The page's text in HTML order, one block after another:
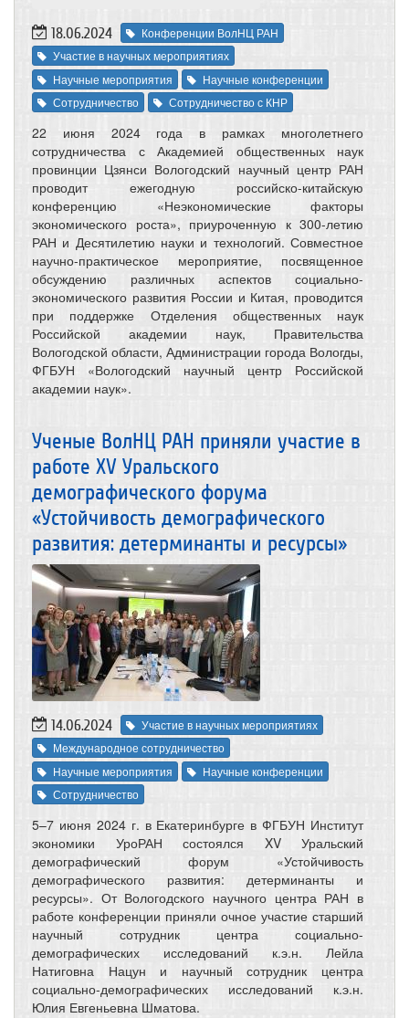
18.06.2024
Конференции ВолНЦ РАН
Участие в научных мероприятиях
Научные мероприятия
Научные конференции
Сотрудничество
Сотрудничество с КНР
22 июня 2024 года в рамках многолетнего
сотрудничества с Академией общественных наук
провинции Цзянси Вологодский научный центр РАН
проводит ежегодную российско-китайскую
конференцию «Неэкономические факторы
экономического роста», приуроченную к 300-летию
РАН и Десятилетию науки и технологий. Совместное
научно-практическое мероприятие, посвященное
обсуждению различных аспектов социально-
экономического развития России и Китая, проводится
при поддержке Отделения общественных наук
Российской академии наук, Правительства
Вологодской области, Администрации города Вологды,
ФГБУН «Вологодский научный центр Российской
академии наук».
Ученые ВолНЦ РАН приняли участие в
работе XV Уральского
демографического форума
«Устойчивость демографического
развития: детерминанты и ресурсы»
14.06.2024
Участие в научных мероприятиях
Международное сотрудничество
Научные мероприятия
Научные конференции
Сотрудничество
5–7 июня 2024 г. в Екатеринбурге в ФГБУН Институт
экономики УроРАН состоялся XV Уральский
демографический форум «Устойчивость
демографического развития: детерминанты и
ресурсы». От Вологодского научного центра РАН в
работе конференции приняли очное участие старший
научный сотрудник центра социально-
демографических исследований к.э.н. Лейла
Натиговна Нацун и научный сотрудник центра
социально-демографических исследований к.э.н.
Юлия Евгеньевна Шматова.